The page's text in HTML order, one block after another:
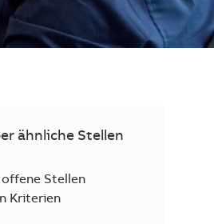
ähnliche Stellen
offene Stellen
Kriterien